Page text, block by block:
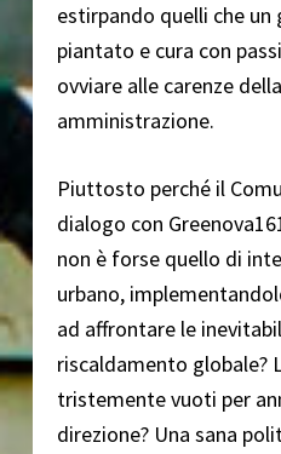
estirpando quelli che un
piantato e cura con
ovviare alle carenze
amministrazione.
Piuttosto perché il
dialogo con
non è forse quello di
urbano,
ad affrontare le
riscaldamento globale?
tristemente vuoti per
direzione? Una sana